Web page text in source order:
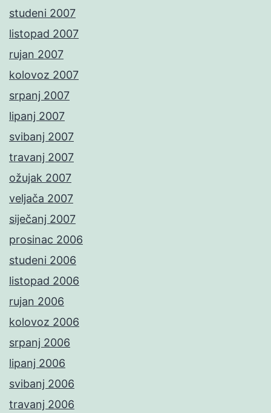
studeni 2007
listopad 2007
rujan 2007
kolovoz 2007
srpanj 2007
lipanj 2007
svibanj 2007
travanj 2007
ožujak 2007
veljača 2007
siječanj 2007
prosinac 2006
studeni 2006
listopad 2006
rujan 2006
kolovoz 2006
srpanj 2006
lipanj 2006
svibanj 2006
travanj 2006